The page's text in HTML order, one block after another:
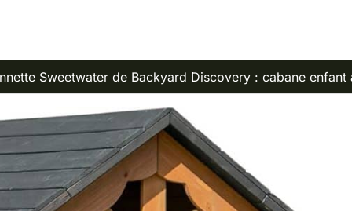
Sweetwater de Backyard Discovery : cabane